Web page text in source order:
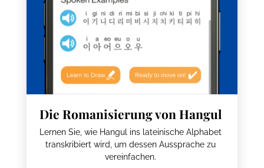
Die Romanisierung von Hangul
Lernen Sie, wie Hangul ins lateinische Alphabet
transkribiert wird, um dessen Aussprache zu
vereinfachen.